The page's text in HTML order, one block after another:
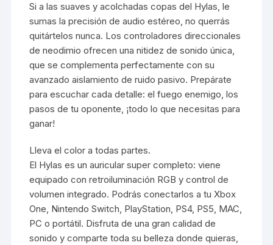
Si a las suaves y acolchadas copas del Hylas, le
sumas la precisión de audio estéreo, no querrás
quitártelos nunca. Los controladores direccionales
de neodimio ofrecen una nitidez de sonido única,
que se complementa perfectamente con su
avanzado aislamiento de ruido pasivo. Prepárate
para escuchar cada detalle: el fuego enemigo, los
pasos de tu oponente, ¡todo lo que necesitas para
ganar!
Lleva el color a todas partes.
El Hylas es un auricular super completo: viene
equipado con retroiluminación RGB y control de
volumen integrado. Podrás conectarlos a tu Xbox
One, Nintendo Switch, PlayStation, PS4, PS5, MAC,
PC o portátil. Disfruta de una gran calidad de
sonido y comparte toda su belleza donde quieras,